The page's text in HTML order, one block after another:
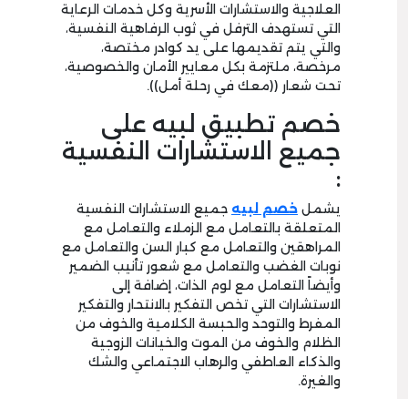
العلاجية والاستشارات الأسرية وكل خدمات الرعاية
التي تستهدف الترفل في ثوب الرفاهية النفسية،
والتي يتم تقديمها على يد كوادر مختصة،
مرخصة، ملتزمة بكل معايير الأمان والخصوصية،
تحت شعار ((معك في رحلة أمل)).
خصم تطبيق لبيه على
جميع الاستشارات النفسية
:
يشمل خصم لبيه جميع الاستشارات النفسية
المتعلقة بالتعامل مع الزملاء والتعامل مع
المراهقين والتعامل مع كبار السن والتعامل مع
نوبات الغضب والتعامل مع شعور تأنيب الضمير
وأيضاً التعامل مع لوم الذات، إضافة إلى
الاستشارات التي تخص التفكير بالانتحار والتفكير
المفرط والتوحد والحبسة الكلامية والخوف من
الظلام والخوف من الموت والخيانات الزوجية
والذكاء العاطفي والرهاب الاجتماعي والشك
والغيرة.